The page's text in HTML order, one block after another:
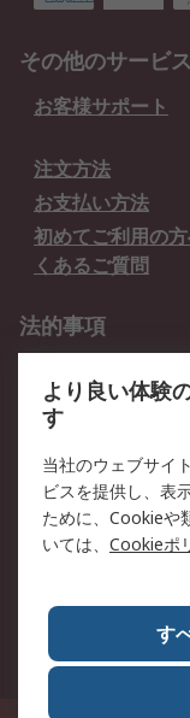
その他のサービス
お客様サポート
注文方法
お支払い方法
初めてご利用の
くあるご質問
法的事項
クッキーポリシー
RSについて
会社概要
プレスリリース
全世界のRS
ESGへの取り組
より良い体験
す
当社のウェブサイ
ビスを提供し、表
ために、Cookieや
いては、 Cookieポ
す